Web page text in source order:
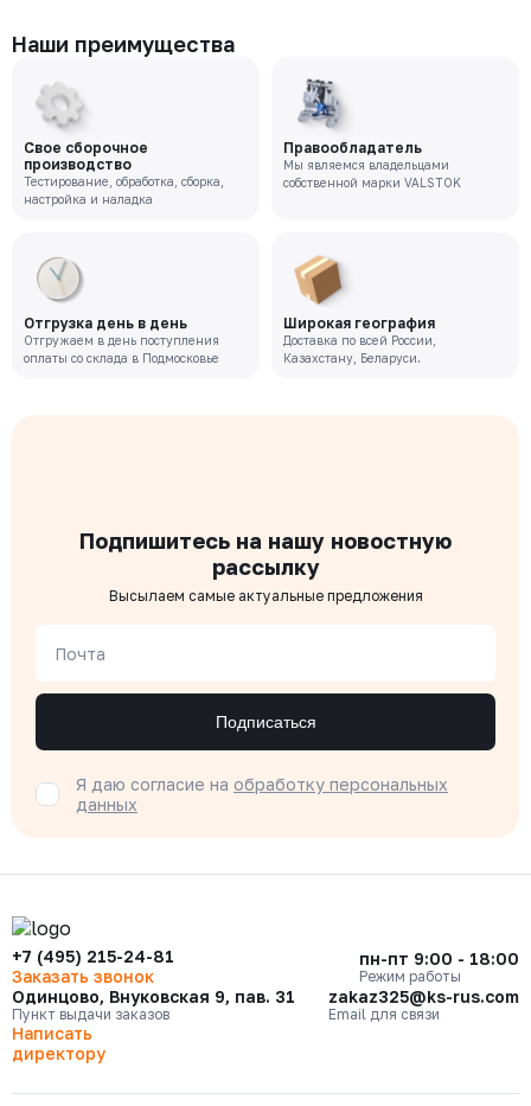
Наши преимущества
Свое сборочное
производство
Тестирование, обработка, сборка,
настройка и наладка
Правообладатель
Мы являемся владельцами
собственной марки VALSTOK
Отгрузка день в день
Отгружаем в день поступления
оплаты со склада в Подмосковье
Широкая география
Доставка по всей России,
Казахстану, Беларуси.
Подпишитесь на нашу новостную
рассылку
Высылаем самые актуальные предложения
Почта
Подписаться
Я даю согласие на обработку персональных
данных
+7 (495) 215-24-81
Заказать звонок
пн-пт 9:00 - 18:00
Режим работы
Одинцово, Внуковская 9, пав. 31
Пункт выдачи заказов
zakaz325@ks-rus.com
Email для связи
Написать
директору